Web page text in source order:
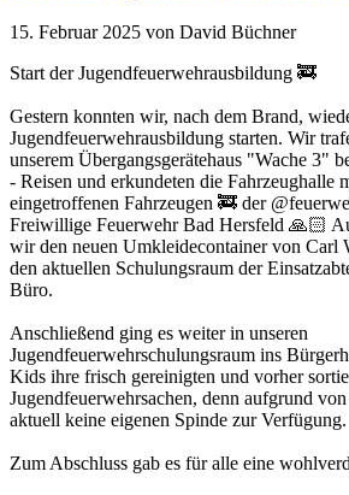
15. Februar 2025 von David Büchner
Start der Jugendfeuerwehrausbildung 🚒
Gestern konnten wir, nach dem Brand,
Jugendfeuerwehrausbildung starten. Wir
unserem Übergangsgerätehaus "Wache 3"
- Reisen und erkundeten die Fahrzeughalle
eingetroffenen Fahrzeugen 🚒 der
Freiwillige Feuerwehr Bad Hersfeld 🙏🏻
wir den neuen Umkleidecontainer von Carl
den aktuellen Schulungsraum der
Büro.
Anschließend ging es weiter in unseren
Jugendfeuerwehrschulungsraum ins
Kids ihre frisch gereinigten und vorher
Jugendfeuerwehrsachen, denn aufgrund
aktuell keine eigenen Spinde zur Verfügung.
Zum Abschluss gab es für alle eine